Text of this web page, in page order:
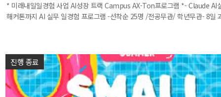
* 미래내일일경험 사업 AI성장 트랙 Campus AX-Ton프로그램 *- Claude AI
해커톤까지 AI 실무 일경험 프로그램 -선착순 25명 /전공무관/ 학년무관- 8일
진행 종료